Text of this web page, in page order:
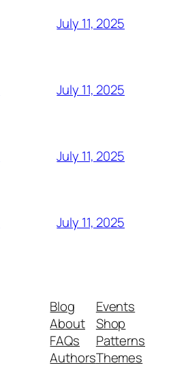
July 11, 2025
July 11, 2025
July 11, 2025
July 11, 2025
Blog
About
FAQs
Authors
Events
Shop
Patterns
Themes